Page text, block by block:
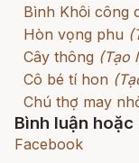
Bình Khôi công
Hòn vọng phu
Cây thông (Tạo
Cô bé tí hon
Chú thợ may
Bình luận
Facebook